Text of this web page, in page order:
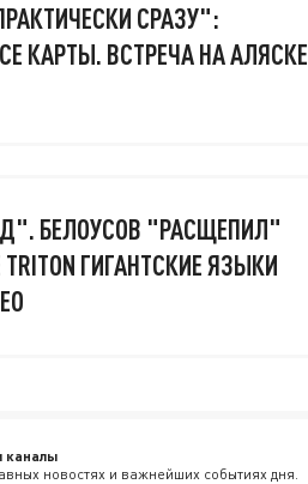
СРАЗУ":
КАРТЫ. ВСТРЕЧА НА АЛЯСКЕ
БЕЛОУСОВ "РАСЩЕПИЛ"
ГИГАНТСКИЕ ЯЗЫКИ
каналы
новостях и важнейших событиях дня.